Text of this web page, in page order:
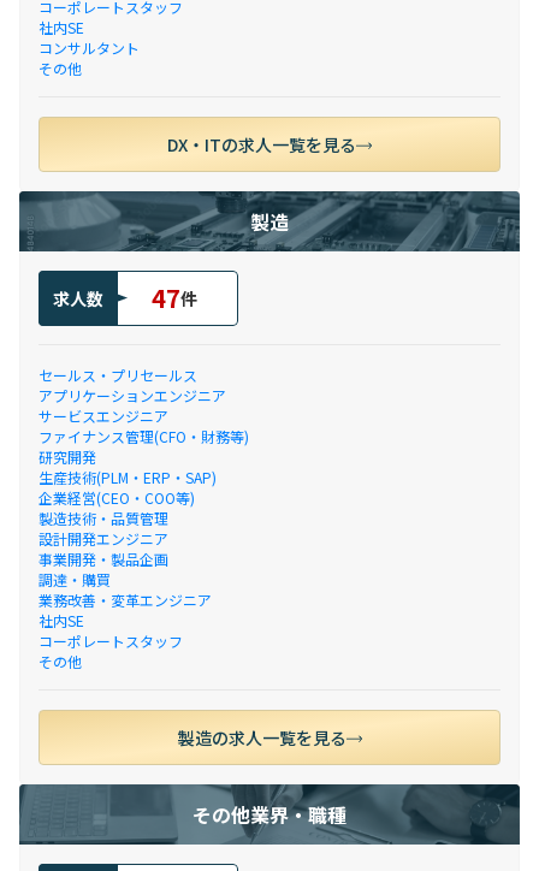
コーポレートスタッフ
社内SE
コンサルタント
その他
DX・ITの求人一覧を見る
製造
求人数 47件
セールス・プリセールス
アプリケーションエンジニア
サービスエンジニア
ファイナンス管理(CFO・財務等)
研究開発
生産技術(PLM・ERP・SAP)
企業経営(CEO・COO等)
製造技術・品質管理
設計開発エンジニア
事業開発・製品企画
調達・購買
業務改善・変革エンジニア
社内SE
コーポレートスタッフ
その他
製造の求人一覧を見る
その他業界・職種